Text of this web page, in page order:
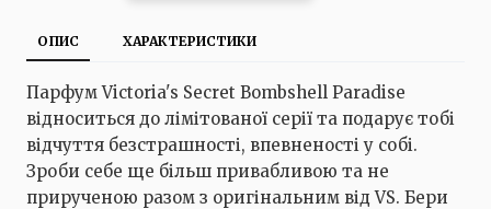
ОПИС ХАРАКТЕРИСТИКИ
Парфум Victoria's Secret Bombshell Paradise
відноситься до лімітованої серії та подарує тобі
відчуття безстрашності, впевненості у собі.
Зроби себе ще більш привабливою та не
прирученою разом з оригінальним від VS. Бери